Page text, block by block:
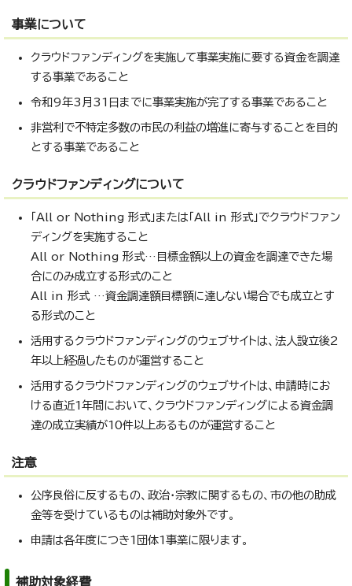
事業について
クラウドファンディングを実施して事業実施に要する資金を調達
する事業であること
令和9年3月31日までに事業実施が完了する事業であること
非営利で不特定多数の市民の利益の増進に寄与することを目的
とする事業であること
クラウドファンディングについて
「All or Nothing 形式」または「All in 形式」でクラウドファン
ディングを実施すること
All or Nothing 形式…目標金額以上の資金を調達できた場
合にのみ成立する形式のこと
All in 形式 …資金調達額目標額に達しない場合でも成立とす
る形式のこと
活用するクラウドファンディングのウェブサイトは、法人設立後2
年以上経過したものが運営すること
活用するクラウドファンディングのウェブサイトは、申請時にお
ける直近1年間において、クラウドファンディングによる資金調
達の成立実績が10件以上あるものが運営すること
注意
公序良俗に反するもの、政治・宗教に関するもの、市の他の助成
金等を受けているものは補助対象外です。
申請は各年度につき1団体1事業に限ります。
補助対象経費